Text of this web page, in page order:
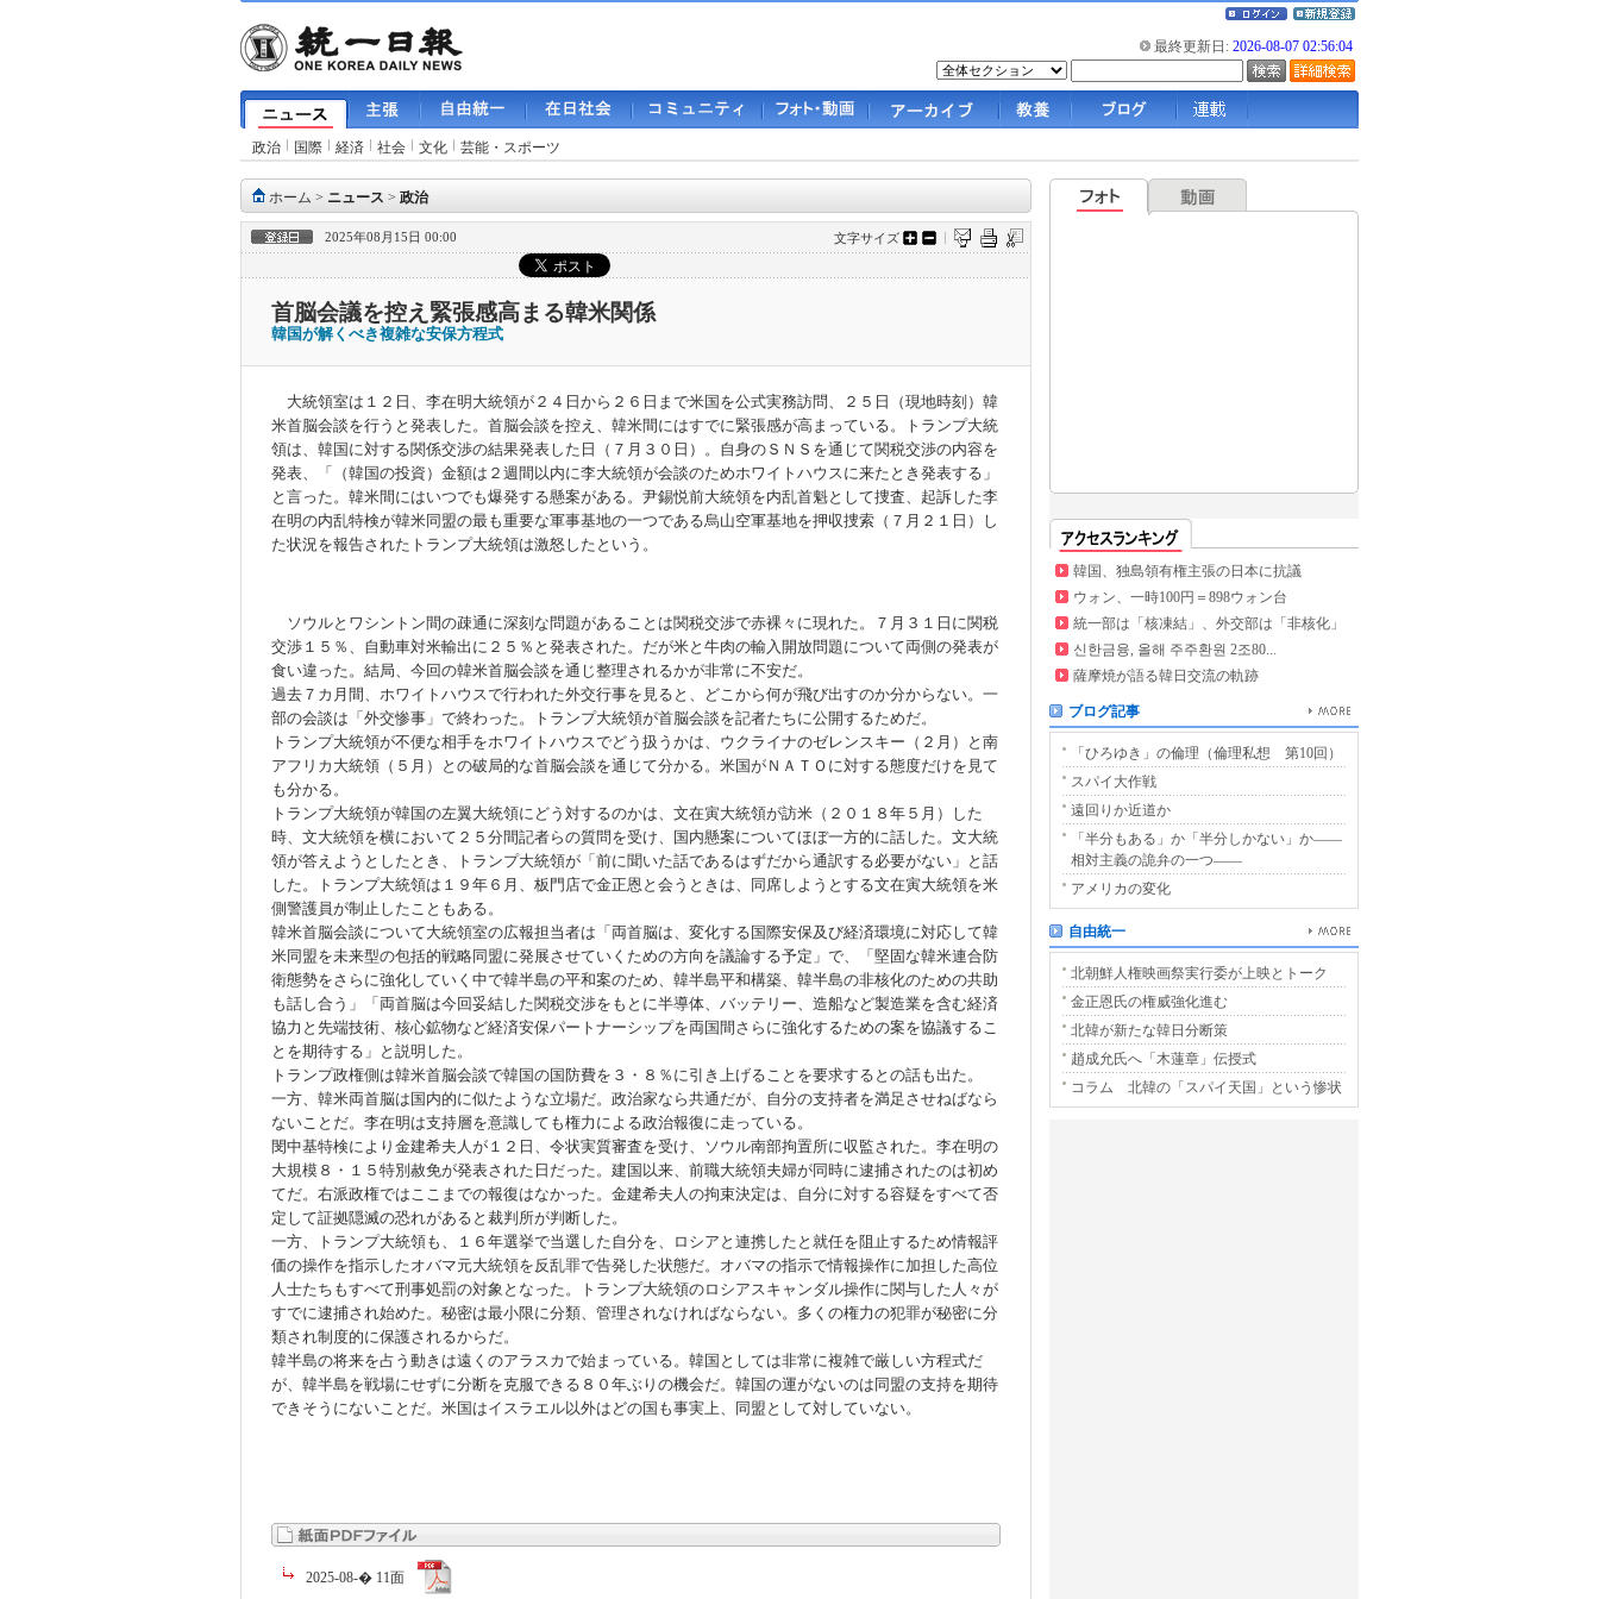
最終更新日: 2026-08-07 02:56:04
政治 国際 経済 社会 文化 芸能・スポーツ
ホーム > ニュース > 政治
2025年08月15日 00:00 文字サイズ
首脳会議を控え緊張感高まる韓米関係
韓国が解くべき複雑な安保方程式
大統領室は１２日、李在明大統領が２４日から２６日まで米国を公式実務訪問、２５日（現地時刻）韓
米首脳会談を行うと発表した。首脳会談を控え、韓米間にはすでに緊張感が高まっている。トランプ大統
領は、韓国に対する関係交渉の結果発表した日（７月３０日）。自身のＳＮＳを通じて関税交渉の内容を
発表、「（韓国の投資）金額は２週間以内に李大統領が会談のためホワイトハウスに来たとき発表する」
と言った。韓米間にはいつでも爆発する懸案がある。尹錫悦前大統領を内乱首魁として捜査、起訴した李
在明の内乱特検が韓米同盟の最も重要な軍事基地の一つである烏山空軍基地を押収捜索（７月２１日）し
た状況を報告されたトランプ大統領は激怒したという。
ソウルとワシントン間の疎通に深刻な問題があることは関税交渉で赤裸々に現れた。７月３１日に関税
交渉１５％、自動車対米輸出に２５％と発表された。だが米と牛肉の輸入開放問題について両側の発表が
食い違った。結局、今回の韓米首脳会談を通じ整理されるかが非常に不安だ。
過去７カ月間、ホワイトハウスで行われた外交行事を見ると、どこから何が飛び出すのか分からない。一
部の会談は「外交惨事」で終わった。トランプ大統領が首脳会談を記者たちに公開するためだ。
トランプ大統領が不便な相手をホワイトハウスでどう扱うかは、ウクライナのゼレンスキー（２月）と南
アフリカ大統領（５月）との破局的な首脳会談を通じて分かる。米国がＮＡＴＯに対する態度だけを見て
も分かる。
トランプ大統領が韓国の左翼大統領にどう対するのかは、文在寅大統領が訪米（２０１８年５月）した
時、文大統領を横において２５分間記者らの質問を受け、国内懸案についてほぼ一方的に話した。文大統
領が答えようとしたとき、トランプ大統領が「前に聞いた話であるはずだから通訳する必要がない」と話
した。トランプ大統領は１９年６月、板門店で金正恩と会うときは、同席しようとする文在寅大統領を米
側警護員が制止したこともある。
韓米首脳会談について大統領室の広報担当者は「両首脳は、変化する国際安保及び経済環境に対応して韓
米同盟を未来型の包括的戦略同盟に発展させていくための方向を議論する予定」で、「堅固な韓米連合防
衛態勢をさらに強化していく中で韓半島の平和案のため、韓半島平和構築、韓半島の非核化のための共助
も話し合う」「両首脳は今回妥結した関税交渉をもとに半導体、バッテリー、造船など製造業を含む経済
協力と先端技術、核心鉱物など経済安保パートナーシップを両国間さらに強化するための案を協議するこ
とを期待する」と説明した。
トランプ政権側は韓米首脳会談で韓国の国防費を３・８％に引き上げることを要求するとの話も出た。
一方、韓米両首脳は国内的に似たような立場だ。政治家なら共通だが、自分の支持者を満足させねばなら
ないことだ。李在明は支持層を意識しても権力による政治報復に走っている。
閔中基特検により金建希夫人が１２日、令状実質審査を受け、ソウル南部拘置所に収監された。李在明の
大規模８・１５特別赦免が発表された日だった。建国以来、前職大統領夫婦が同時に逮捕されたのは初め
てだ。右派政権ではここまでの報復はなかった。金建希夫人の拘束決定は、自分に対する容疑をすべて否
定して証拠隠滅の恐れがあると裁判所が判断した。
一方、トランプ大統領も、１６年選挙で当選した自分を、ロシアと連携したと就任を阻止するため情報評
価の操作を指示したオバマ元大統領を反乱罪で告発した状態だ。オバマの指示で情報操作に加担した高位
人士たちもすべて刑事処罰の対象となった。トランプ大統領のロシアスキャンダル操作に関与した人々が
すでに逮捕され始めた。秘密は最小限に分類、管理されなければならない。多くの権力の犯罪が秘密に分
類され制度的に保護されるからだ。
韓半島の将来を占う動きは遠くのアラスカで始まっている。韓国としては非常に複雑で厳しい方程式だ
が、韓半島を戦場にせずに分断を克服できる８０年ぶりの機会だ。韓国の運がないのは同盟の支持を期待
できそうにないことだ。米国はイスラエル以外はどの国も事実上、同盟として対していない。
2025-08-� 11面
韓国、独島領有権主張の日本に抗議
ウォン、一時100円＝898ウォン台
統一部は「核凍結」、外交部は「非核化」
신한금융, 올해 주주환원 2조80...
薩摩焼が語る韓日交流の軌跡
ブログ記事
「ひろゆき」の倫理（倫理私想 第10回）
スパイ大作戦
遠回りか近道か
「半分もある」か「半分しかない」か――
相対主義の詭弁の一つ――
アメリカの変化
自由統一
北朝鮮人権映画祭実行委が上映とトーク
金正恩氏の権威強化進む
北韓が新たな韓日分断策
趙成允氏へ「木蓮章」伝授式
コラム 北韓の「スパイ天国」という惨状